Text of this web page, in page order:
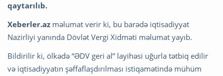
qaytarılıb.
Xeberler.az məlumat verir ki, bu barədə iqtisadiyyat
Nazirliyi yanında Dövlət Vergi Xidməti məlumat yayıb.
Bildirilir ki, ölkədə “ƏDV geri al” layihəsi uğurla tətbiq edilir
və iqtisadiyyatın şəffaflaşdırılması istiqamətində mühüm